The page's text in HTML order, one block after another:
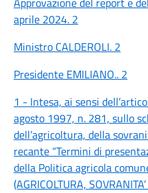
aprile 2024. 2
Ministro CALDEROLI. 2
Presidente EMILIANO.. 2
1 - Intesa, ai sensi
agosto 1997, n. 281, sullo
dell’agricoltura, della
recante “Termini di
della Politica agricola
(AGRICOLTURA,